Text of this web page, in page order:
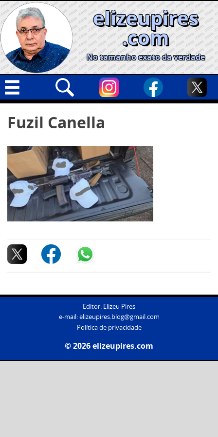
Skip
to
content
elizeupires
.com
No tamanho exato da verdade
Geral
Cidades
Nacional
Opinião
Informe especial
por:
Fuzil Canella
Editor: Elizeu Pires
e-mail:elizeupires.blog@gmail.com
Política de privacidade
© 2026 elizeupires.com